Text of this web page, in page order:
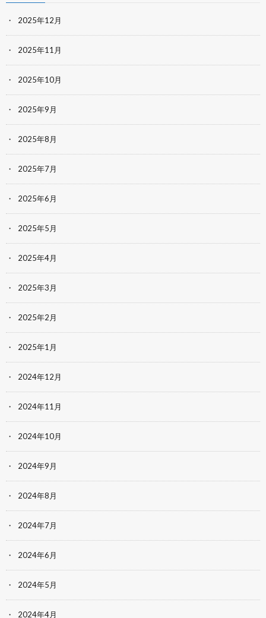
2025年12月
2025年11月
2025年10月
2025年9月
2025年8月
2025年7月
2025年6月
2025年5月
2025年4月
2025年3月
2025年2月
2025年1月
2024年12月
2024年11月
2024年10月
2024年9月
2024年8月
2024年7月
2024年6月
2024年5月
2024年4月